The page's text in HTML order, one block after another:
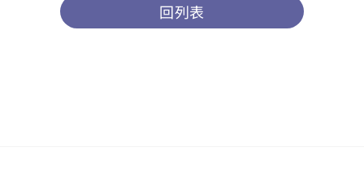
回列表